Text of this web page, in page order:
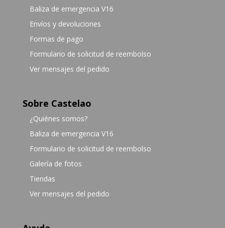
Baliza de emergencia V16
Envíos y devoluciones
Formas de pago
Formulario de solicitud de reembolso
Ver mensajes del pedido
Sobre Castelao
¿Quiénes somos?
Baliza de emergencia V16
Formulario de solicitud de reembolso
Galería de fotos
Tiendas
Ver mensajes del pedido